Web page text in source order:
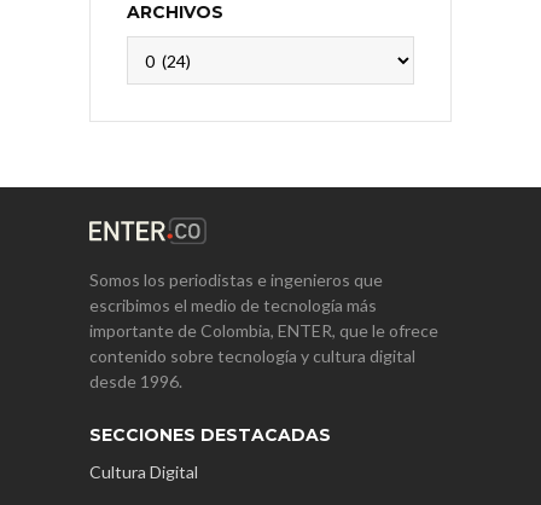
ARCHIVOS
Somos los periodistas e ingenieros que
escribimos el medio de tecnología más
importante de Colombia, ENTER, que le ofrece
contenido sobre tecnología y cultura digital
desde 1996.
SECCIONES DESTACADAS
Cultura Digital